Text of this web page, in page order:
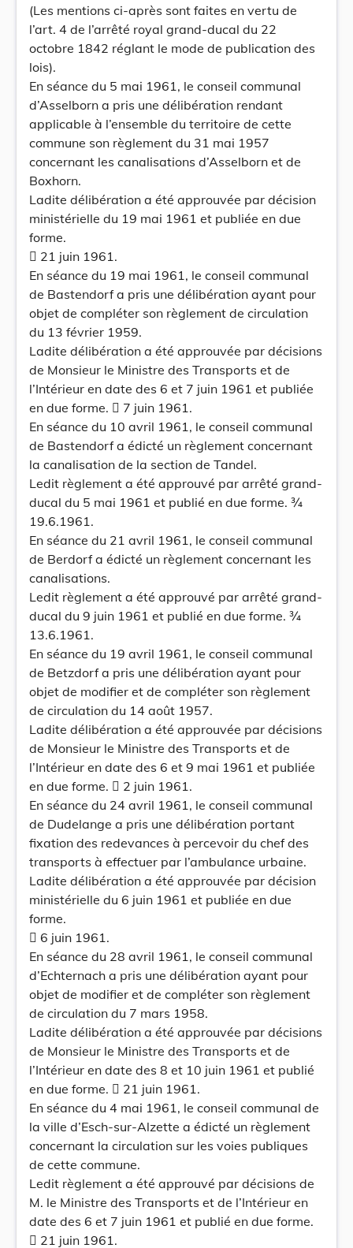
(Les mentions ci-après sont faites en vertu de
l’art. 4 de l’arrêté royal grand-ducal du 22
octobre 1842 réglant le mode de publication des
lois).
En séance du 5 mai 1961, le conseil communal
d’Asselborn a pris une délibération rendant
applicable à l’ensemble du territoire de cette
commune son règlement du 31 mai 1957
concernant les canalisations d’Asselborn et de
Boxhorn.
Ladite délibération a été approuvée par décision
ministérielle du 19 mai 1961 et publiée en due
forme.
 21 juin 1961.
En séance du 19 mai 1961, le conseil communal
de Bastendorf a pris une délibération ayant pour
objet de compléter son règlement de circulation
du 13 février 1959.
Ladite délibération a été approuvée par décisions
de Monsieur le Ministre des Transports et de
l’Intérieur en date des 6 et 7 juin 1961 et publiée
en due forme.  7 juin 1961.
En séance du 10 avril 1961, le conseil communal
de Bastendorf a édicté un règlement concernant
la canalisation de la section de Tandel.
Ledit règlement a été approuvé par arrêté grand-
ducal du 5 mai 1961 et publié en due forme. ¾
19.6.1961.
En séance du 21 avril 1961, le conseil communal
de Berdorf a édicté un règlement concernant les
canalisations.
Ledit règlement a été approuvé par arrêté grand-
ducal du 9 juin 1961 et publié en due forme. ¾
13.6.1961.
En séance du 19 avril 1961, le conseil communal
de Betzdorf a pris une délibération ayant pour
objet de modifier et de compléter son règlement
de circulation du 14 août 1957.
Ladite délibération a été approuvée par décisions
de Monsieur le Ministre des Transports et de
l’Intérieur en date des 6 et 9 mai 1961 et publiée
en due forme.  2 juin 1961.
En séance du 24 avril 1961, le conseil communal
de Dudelange a pris une délibération portant
fixation des redevances à percevoir du chef des
transports à effectuer par l’ambulance urbaine.
Ladite délibération a été approuvée par décision
ministérielle du 6 juin 1961 et publiée en due
forme.
 6 juin 1961.
En séance du 28 avril 1961, le conseil communal
d’Echternach a pris une délibération ayant pour
objet de modifier et de compléter son règlement
de circulation du 7 mars 1958.
Ladite délibération a été approuvée par décisions
de Monsieur le Ministre des Transports et de
l’Intérieur en date des 8 et 10 juin 1961 et publié
en due forme.  21 juin 1961.
En séance du 4 mai 1961, le conseil communal de
la ville d’Esch-sur-Alzette a édicté un règlement
concernant la circulation sur les voies publiques
de cette commune.
Ledit règlement a été approuvé par décisions de
M. le Ministre des Transports et de l’Intérieur en
date des 6 et 7 juin 1961 et publié en due forme.
 21 juin 1961.